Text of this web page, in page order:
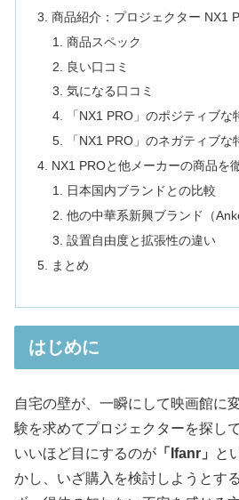
商品紹介：プロジェクター NX1
商品スペック
良い口コミ
気になる口コミ
「NX1 PRO」のポジティブな
「NX1 PRO」のネガティブな
NX1 PROと他メーカーの商品を
日本国内ブランドとの比較
他の中華系新興ブランド（
設置自由度と拡張性の違い
まとめ
はじめに
自宅の壁が、一瞬にして映画館に
験を求めてプロジェクターを探し
いいほど目にするのが 「Ifanr」
と
かし、いざ購入を検討しようとす